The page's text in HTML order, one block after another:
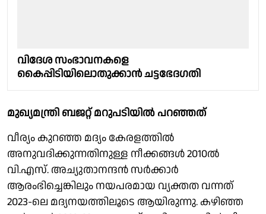
വിദേശ സംഭാവനകളെ
കൈപ്പിടിയിലൊതുക്കാന്‍ ചട്ടഭേദഗതി
മുഖ്യമന്ത്രി ബജറ്റ് മറുപടിയില്‍ പറഞ്ഞത്
വീര്യം കുറഞ്ഞ മദ്യം കേരളത്തില്‍
അനുവദിക്കുന്നതിനുള്ള നീക്കങ്ങള്‍ 2010ല്‍
വി.എസ്. അച്യുതാനന്ദന്‍ സര്‍ക്കാര്‍
ആരംഭിച്ചെങ്കിലും നയപരമായ വ്യക്തത വന്നത്
2023-ലെ മദ്യനയത്തിലൂടെ ആയിരുന്നു. കഴിഞ്ഞ